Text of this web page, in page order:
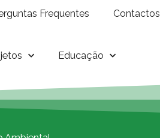
Frequentes Contactos
Educação